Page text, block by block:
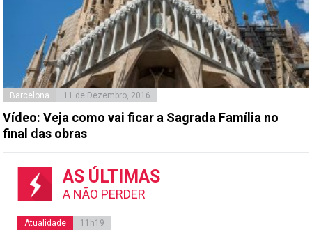
Barcelona 11 de Dezembro, 2016
Vídeo: Veja como vai ficar a Sagrada Família no
final das obras
AS ÚLTIMAS
A NÃO PERDER
Atualidade 11h19